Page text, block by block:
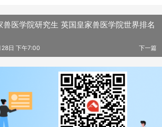
兽医学院研究生 英国皇家兽医学院世界排名
下一篇
日 下午7:00